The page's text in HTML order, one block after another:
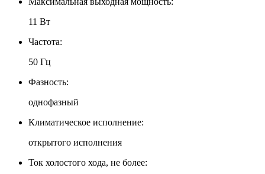
11 Вт
Частота:
50 Гц
Фазность:
однофазный
Климатическое исполнение:
открытого исполнения
Ток холостого хода, не более: